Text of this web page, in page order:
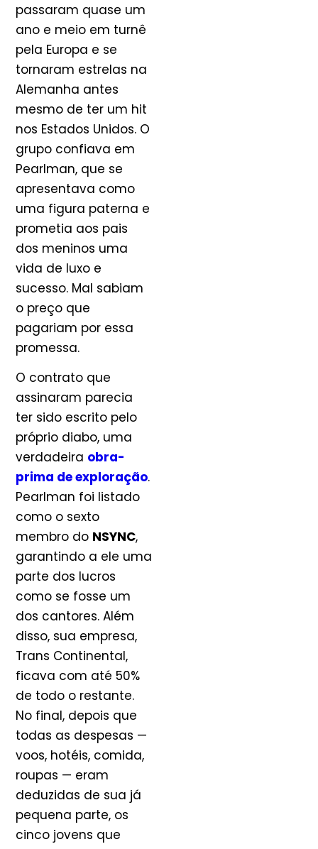
passaram quase um
ano e meio em turnê
pela Europa e se
tornaram estrelas na
Alemanha antes
mesmo de ter um hit
nos Estados Unidos. O
grupo confiava em
Pearlman, que se
apresentava como
uma figura paterna e
prometia aos pais
dos meninos uma
vida de luxo e
sucesso. Mal sabiam
o preço que
pagariam por essa
promessa.
O contrato que
assinaram parecia
ter sido escrito pelo
próprio diabo, uma
verdadeira obra-
prima de exploração.
Pearlman foi listado
como o sexto
membro do NSYNC,
garantindo a ele uma
parte dos lucros
como se fosse um
dos cantores. Além
disso, sua empresa,
Trans Continental,
ficava com até 50%
de todo o restante.
No final, depois que
todas as despesas —
voos, hotéis, comida,
roupas — eram
deduzidas de sua já
pequena parte, os
cinco jovens que